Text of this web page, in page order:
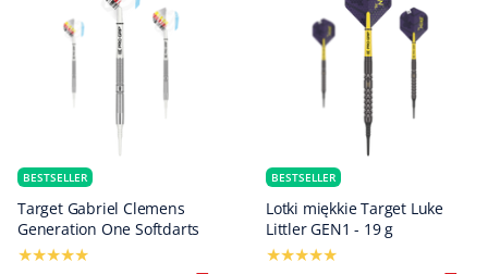
BESTSELLER
Target Gabriel Clemens
Generation One Softdarts
BESTSELLER
Lotki miękkie Target Luke
Littler GEN1 - 19 g